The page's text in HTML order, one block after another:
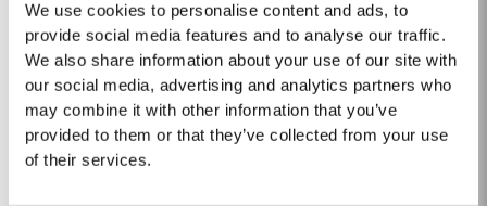
We use cookies to personalise content and ads, to
provide social media features and to analyse our traffic.
We also share information about your use of our site with
our social media, advertising and analytics partners who
may combine it with other information that you’ve
provided to them or that they’ve collected from your use
of their services.
L'hiver précédant la récolte de 2015 était exceptionnellement sec. Les
précipitations dans les mois d'hiver ne représentaient qu'environ les deux
tiers de la moyenne de dix ans, mais il y avait heureusement assez de
précipitations en octobre et en novembre afin de s'assurer que les...